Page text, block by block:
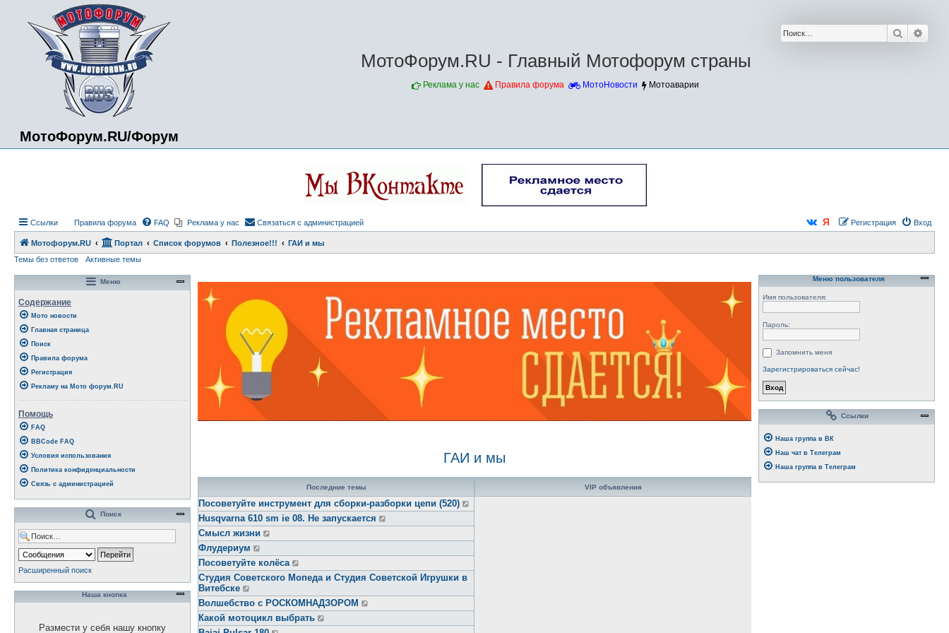
МотоФорум.RU/Форум
Поиск
МотоФорум.RU - Главный Мотофорум страны
Реклама у нас Правила форума МотоНовости Мотоаварии
Ссылки Правила форума FAQ Реклама у нас Связаться с администрацией Вход
Регистрация
Мотофорум.RU Портал Список форумов Полезное!!!
ГАИ и мы
Темы без ответов
Активные темы
ГАИ и мы
Последние темы
Посоветуйте инструмент для сборки-разборки цепи (520)
Husqvarna 610 sm ie 08. Не запускается
Смысл жизни
Флудериум
Посоветуйте колёса
Студия Советского Мопеда и Студия Советской Игрушки в
Витебске
Волшебство с РОСКОМНАДЗОРОМ
Какой мотоцикл выбрать
VIP объявления
Меню
Содержание
Мото новости
Главная страница
Поиск
Правила форума
Регистрация
Рекламу на Мото форум.RU
Помощь
FAQ
BBCode FAQ
Условия использования
Политика конфиденциальности
Связь с администрацией
Поиск
Расширенный поиск
Наша кнопка
Размести у себя нашу кнопку
Меню пользователя
Имя пользователя:
Пароль:
Запомнить меня
Зарегистрироваться сейчас!
Ссылки
Наша группа в ВК
Наш чат в Телеграм
Наша группа в Телеграм